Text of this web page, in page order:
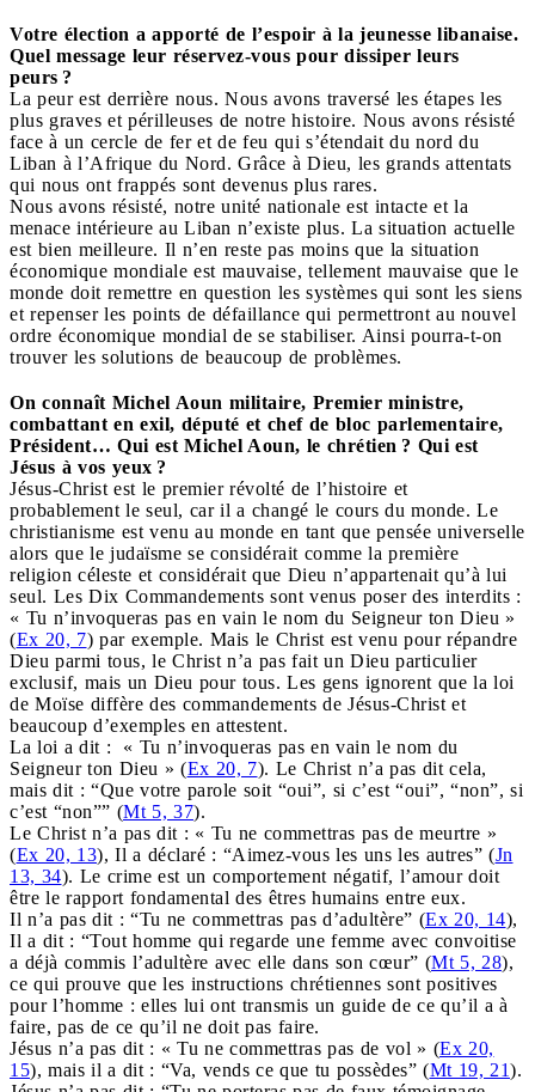
Votre élection a apporté de l’espoir à la jeunesse libanaise.
Quel message leur réservez-vous pour dissiper leurs
peurs ?
La peur est derrière nous. Nous avons traversé les étapes les
plus graves et périlleuses de notre histoire. Nous avons résisté
face à un cercle de fer et de feu qui s’étendait du nord du
Liban à l’Afrique du Nord. Grâce à Dieu, les grands attentats
qui nous ont frappés sont devenus plus rares.
Nous avons résisté, notre unité nationale est intacte et la
menace intérieure au Liban n’existe plus. La situation actuelle
est bien meilleure. Il n’en reste pas moins que la situation
économique mondiale est mauvaise, tellement mauvaise que le
monde doit remettre en question les systèmes qui sont les siens
et repenser les points de défaillance qui permettront au nouvel
ordre économique mondial de se stabiliser. Ainsi pourra-t-on
trouver les solutions de beaucoup de problèmes.
On connaît Michel Aoun militaire, Premier ministre,
combattant en exil, député et chef de bloc parlementaire,
Président… Qui est Michel Aoun, le chrétien ? Qui est
Jésus à vos yeux ?
Jésus-Christ est le premier révolté de l’histoire et
probablement le seul, car il a changé le cours du monde. Le
christianisme est venu au monde en tant que pensée universelle
alors que le judaïsme se considérait comme la première
religion céleste et considérait que Dieu n’appartenait qu’à lui
seul. Les Dix Commandements sont venus poser des interdits :
« Tu n’invoqueras pas en vain le nom du Seigneur ton Dieu »
(Ex 20, 7) par exemple. Mais le Christ est venu pour répandre
Dieu parmi tous, le Christ n’a pas fait un Dieu particulier
exclusif, mais un Dieu pour tous. Les gens ignorent que la loi
de Moïse diffère des commandements de Jésus-Christ et
beaucoup d’exemples en attestent.
La loi a dit : « Tu n’invoqueras pas en vain le nom du
Seigneur ton Dieu » (Ex 20, 7). Le Christ n’a pas dit cela,
mais dit : “Que votre parole soit “oui”, si c’est “oui”, “non”, si
c’est “non”” (Mt 5, 37).
Le Christ n’a pas dit : « Tu ne commettras pas de meurtre »
(Ex 20, 13), Il a déclaré : “Aimez-vous les uns les autres” (Jn
13, 34). Le crime est un comportement négatif, l’amour doit
être le rapport fondamental des êtres humains entre eux.
Il n’a pas dit : “Tu ne commettras pas d’adultère” (Ex 20, 14),
Il a dit : “Tout homme qui regarde une femme avec convoitise
a déjà commis l’adultère avec elle dans son cœur” (Mt 5, 28),
ce qui prouve que les instructions chrétiennes sont positives
pour l’homme : elles lui ont transmis un guide de ce qu’il a à
faire, pas de ce qu’il ne doit pas faire.
Jésus n’a pas dit : « Tu ne commettras pas de vol » (Ex 20,
15), mais il a dit : “Va, vends ce que tu possèdes” (Mt 19, 21).